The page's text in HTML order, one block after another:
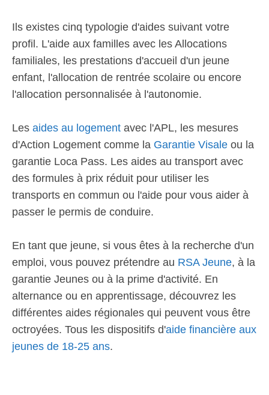
Ils existes cinq typologie d'aides suivant votre
profil. L'aide aux familles avec les Allocations
familiales, les prestations d'accueil d'un jeune
enfant, l'allocation de rentrée scolaire ou encore
l'allocation personnalisée à l'autonomie.
Les aides au logement avec l'APL, les mesures
d'Action Logement comme la Garantie Visale ou la
garantie Loca Pass. Les aides au transport avec
des formules à prix réduit pour utiliser les
transports en commun ou l'aide pour vous aider à
passer le permis de conduire.
En tant que jeune, si vous êtes à la recherche d'un
emploi, vous pouvez prétendre au RSA Jeune, à la
garantie Jeunes ou à la prime d'activité. En
alternance ou en apprentissage, découvrez les
différentes aides régionales qui peuvent vous être
octroyées. Tous les dispositifs d'aide financière aux
jeunes de 18-25 ans.